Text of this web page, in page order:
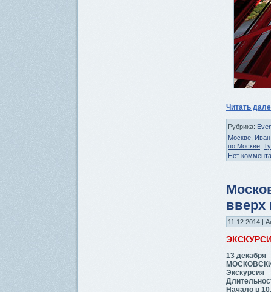
Читать
Рубрика:
Москве
по Москве
Нет
вверх
11.12.2014 |
13 декабря
Экскурсия
Начало в